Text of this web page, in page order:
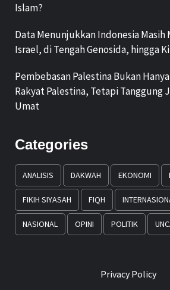
Islam?
Data Menunjukkan Indonesia Masih
Israel, di Tengah Genosida, hingga
Pembebasan Palestina Bukan
Rakyat Palestina, Tetapi Tanggung
Umat
Categories
ANALISIS DAKWAH EKONOMI
FIKIH SIYASAH FIQH
NASIONAL OPINI POLITIK
Privacy Policy